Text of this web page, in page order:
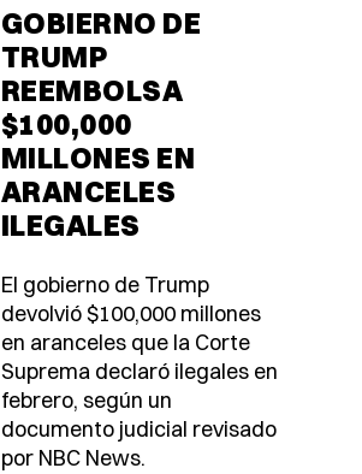
GOBIERNO DE
TRUMP
REEMBOLSA
$100,000
MILLONES EN
ARANCELES
ILEGALES
El gobierno de Trump
devolvió $100,000 millones
en aranceles que la Corte
Suprema declaró ilegales en
febrero, según un
documento judicial revisado
por NBC News.